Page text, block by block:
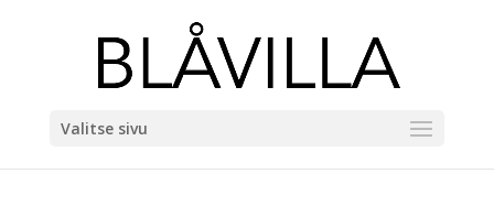
Valitse sivu